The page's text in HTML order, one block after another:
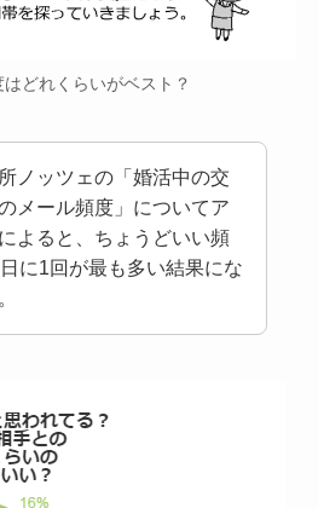
はどれくらいがベスト？
ノッツェの「婚活中の交
メール頻度」についてア
よると、ちょうどいい頻
に1回が最も多い結果にな